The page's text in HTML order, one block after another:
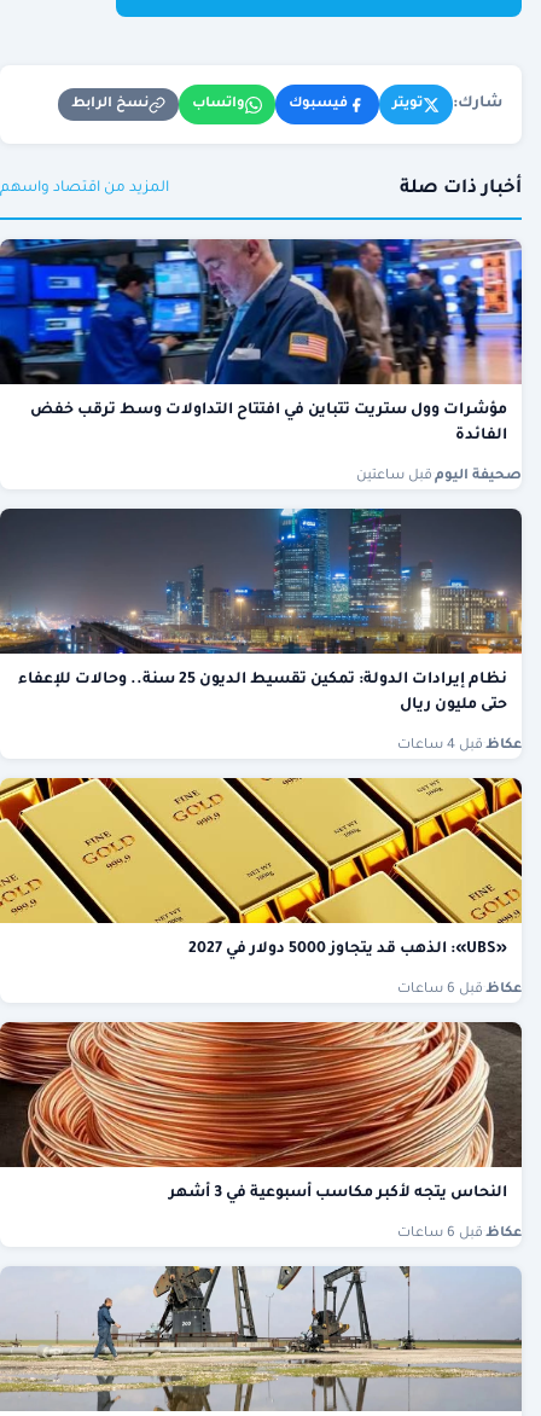
شارك: تويتر فيسبوك واتساب نسخ الرابط
أخبار ذات صلة المزيد من اقتصاد واسهم
مؤشرات وول ستريت تتباين في افتتاح التداولات وسط ترقب خفض
الفائدة
صحيفة اليوم قبل ساعتين
نظام إيرادات الدولة: تمكين تقسيط الديون 25 سنة.. وحالات للإعفاء
حتى مليون ريال
عكاظ قبل 4 ساعات
«UBS»: الذهب قد يتجاوز 5000 دولار في 2027
عكاظ قبل 6 ساعات
النحاس يتجه لأكبر مكاسب أسبوعية في 3 أشهر
عكاظ قبل 6 ساعات